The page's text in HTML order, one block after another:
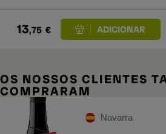
13,75 €
OS NOSSOS CLIENTES
COMPRARAM
Navarra